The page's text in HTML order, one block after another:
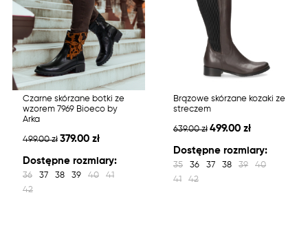
Czarne skórzane botki ze
wzorem 7969 Bioeco by
Arka
499.00 zł 379.00 zł
Dostępne rozmiary:
36 37 38 39 40
41
42
Brązowe skórzane kozaki ze
streczem
639.00 zł 499.00 zł
Dostępne rozmiary:
35 36 37 38 39
40
41
42